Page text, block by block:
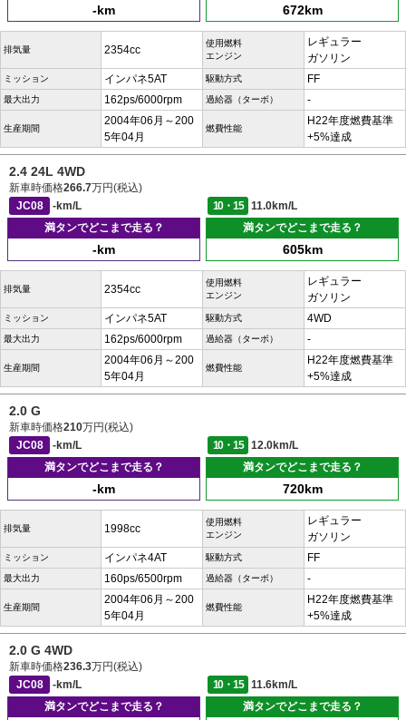
-km 672km
排気量 2354cc
使用燃料
エンジン
レギュラー
ガソリン
ミッション インパネ5AT 駆動方式 FF
最大出力 162ps/6000rpm 過給器（ターボ） -
生産期間
2004年06月～200
5年04月
燃費性能
H22年度燃費基準
+5%達成
2.4 24L 4WD
新車時価格266.7万円(税込)
JC08
-km/L 10・15
11.0km/L
満タンでどこまで走る？
-km
満タンでどこまで走る？
605km
排気量 2354cc
使用燃料
エンジン
レギュラー
ガソリン
ミッション インパネ5AT 駆動方式 4WD
最大出力 162ps/6000rpm 過給器（ターボ） -
生産期間
2004年06月～200
5年04月
燃費性能
H22年度燃費基準
+5%達成
2.0 G
新車時価格210万円(税込)
JC08
-km/L 10・15
12.0km/L
満タンでどこまで走る？
-km
満タンでどこまで走る？
720km
排気量 1998cc
使用燃料
エンジン
レギュラー
ガソリン
ミッション インパネ4AT 駆動方式 FF
最大出力 160ps/6500rpm 過給器（ターボ） -
生産期間
2004年06月～200
5年04月
燃費性能
H22年度燃費基準
+5%達成
2.0 G 4WD
新車時価格236.3万円(税込)
JC08
-km/L 10・15
11.6km/L
満タンでどこまで走る？
満タンでどこまで走る？